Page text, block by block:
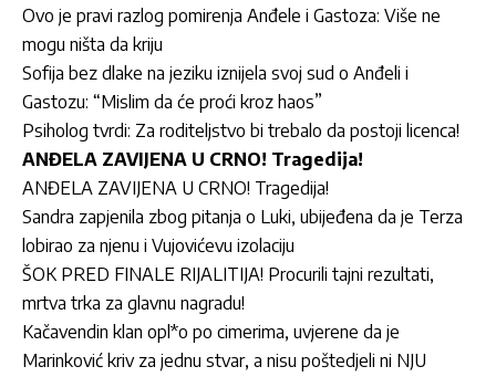
Ovo je pravi razlog pomirenja Anđele i Gastoza: Više ne
mogu ništa da kriju
Sofija bez dlake na jeziku iznijela svoj sud o Anđeli i
Gastozu: “Mislim da će proći kroz haos”
Psiholog tvrdi: Za roditeljstvo bi trebalo da postoji licenca!
ANĐELA ZAVIJENA U CRNO! Tragedija!
ANĐELA ZAVIJENA U CRNO! Tragedija!
Sandra zapjenila zbog pitanja o Luki, ubijeđena da je Terza
lobirao za njenu i Vujovićevu izolaciju
ŠOK PRED FINALE RIJALITIJA! Procurili tajni rezultati,
mrtva trka za glavnu nagradu!
Kačavendin klan opl*o po cimerima, uvjerene da je
Marinković kriv za jednu stvar, a nisu poštedjeli ni NJU